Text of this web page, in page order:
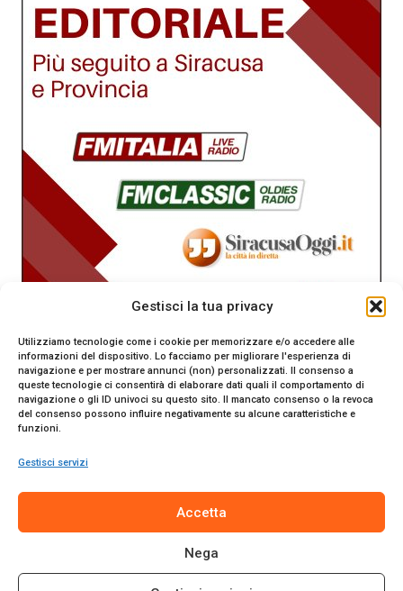
Gestisci la tua privacy
Utilizziamo tecnologie come i cookie per memorizzare e/o accedere alle
informazioni del dispositivo. Lo facciamo per migliorare l'esperienza di
navigazione e per mostrare annunci (non) personalizzati. Il consenso a
queste tecnologie ci consentirà di elaborare dati quali il comportamento di
navigazione o gli ID univoci su questo sito. Il mancato consenso o la revoca
del consenso possono influire negativamente su alcune caratteristiche e
funzioni.
Gestisci servizi
Accetta
Nega
Tribunale di Siracusa. Direttore responsabile Gianni Catania.
© 2024 Promo Italia S.r.l. Tutti i diritti riservati. | Sito web
realizzato daWeb-Arte.it